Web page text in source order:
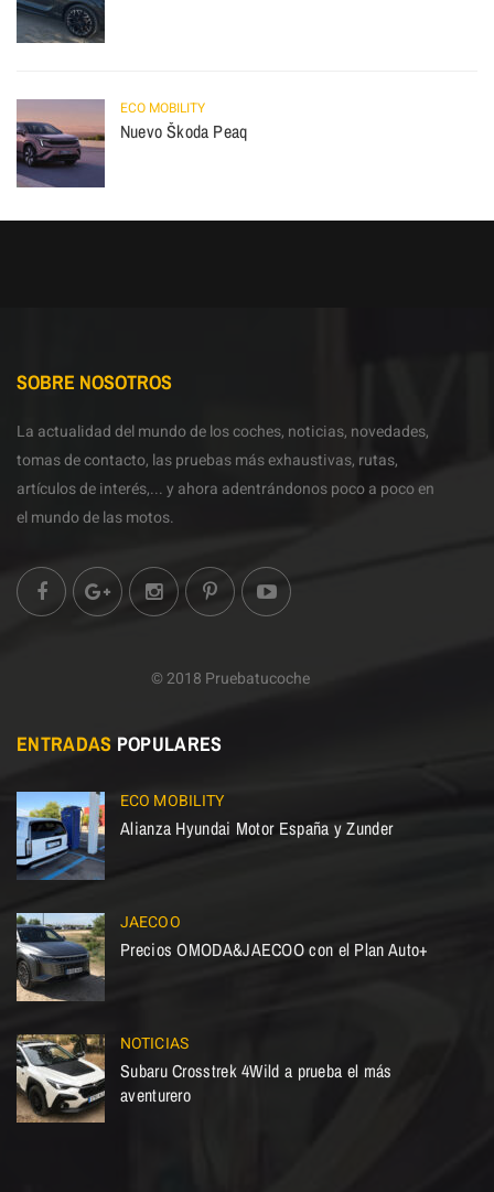
ECO MOBILITY
Nuevo Škoda Peaq
SOBRE NOSOTROS
La actualidad del mundo de los coches, noticias, novedades,
tomas de contacto, las pruebas más exhaustivas, rutas,
artículos de interés,... y ahora adentrándonos poco a poco en
el mundo de las motos.
© 2018 Pruebatucoche
ENTRADAS POPULARES
ECO MOBILITY
Alianza Hyundai Motor España y Zunder
JAECOO
Precios OMODA&JAECOO con el Plan Auto+
NOTICIAS
Subaru Crosstrek 4Wild a prueba el más
aventurero